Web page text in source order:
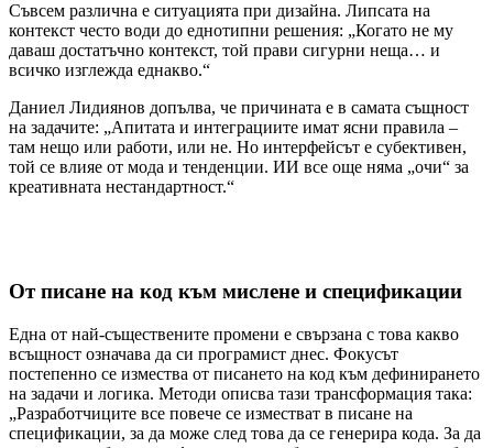
Съвсем различна е ситуацията при дизайна. Липсата на
контекст често води до еднотипни решения: „Когато не му
даваш достатъчно контекст, той прави сигурни неща… и
всичко изглежда еднакво.“
Даниел Лидиянов допълва, че причината е в самата същност
на задачите: „Апитата и интеграциите имат ясни правила –
там нещо или работи, или не. Но интерфейсът е субективен,
той се влияе от мода и тенденции. ИИ все още няма „очи“ за
креативната нестандартност.“
От писане на код към мислене и спецификации
Една от най-съществените промени е свързана с това какво
всъщност означава да си програмист днес. Фокусът
постепенно се измества от писането на код към дефинирането
на задачи и логика. Методи описва тази трансформация така:
„Разработчиците все повече се изместват в писане на
спецификации, за да може след това да се генерира кода. За да